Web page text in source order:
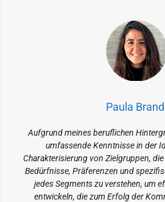
Paula
Aufgrund meines beruflichen
umfassende Kenntnisse in der
Charakterisierung von Zielgruppen,
Bedürfnisse, Präferenzen und
jedes Segments zu verstehen, um
entwickeln, die zum Erfolg der